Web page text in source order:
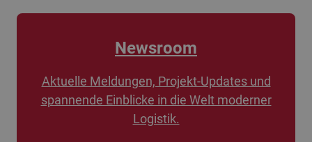
Newsroom
Aktuelle Meldungen, Projekt-Updates und
spannende Einblicke in die Welt moderner
Logistik.